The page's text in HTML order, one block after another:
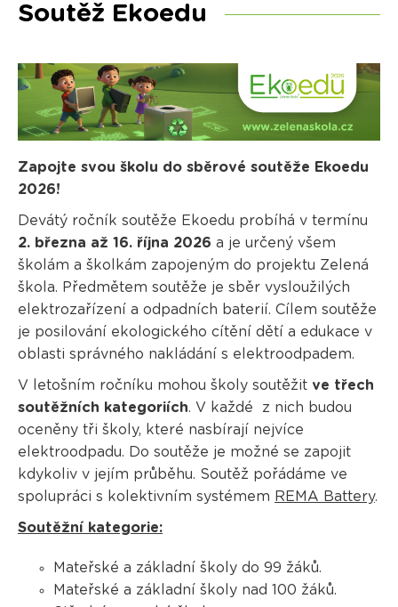
Soutěž Ekoedu
Zapojte svou školu do sběrové soutěže Ekoedu
2026!
Devátý ročník soutěže Ekoedu probíhá v termínu
2. března až 16. října 2026 a je určený všem
školám a školkám zapojeným do projektu Zelená
škola. Předmětem soutěže je sběr vysloužilých
elektrozařízení a odpadních baterií. Cílem soutěže
je posilování ekologického cítění dětí a edukace v
oblasti správného nakládání s elektroodpadem.
V letošním ročníku mohou školy soutěžit ve třech
soutěžních kategoriích. V každé z nich budou
oceněny tři školy, které nasbírají nejvíce
elektroodpadu. Do soutěže je možné se zapojit
kdykoliv v jejím průběhu. Soutěž pořádáme ve
spolupráci s kolektivním systémem REMA Battery.
Soutěžní kategorie:
Mateřské a základní školy do 99 žáků.
Mateřské a základní školy nad 100 žáků.